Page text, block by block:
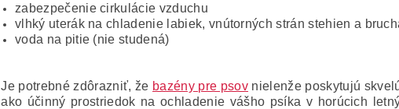
zabezpečenie cirkulácie vzduchu
vlhký uterák na chladenie labiek, vnútorných strán stehien a
voda na pitie (nie studená)
Je potrebné zdôrazniť, že bazény pre psov nielenže poskytujú
ako účinný prostriedok na ochladenie vášho psíka v horúcich